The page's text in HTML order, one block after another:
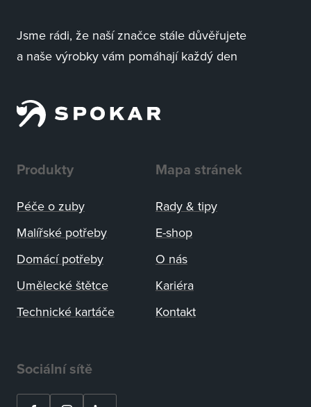
Jsme rádi, že naší značce stále důvěřujete
a naše výrobky vám pomáhají každý den
Produkty
Péče o zuby
Malířské potřeby
Domácí potřeby
Umělecké štětce
Technické kartáče
Mapa stránek
Rady & tipy
E-shop
O nás
Kariéra
Kontakt
Sociální sítě